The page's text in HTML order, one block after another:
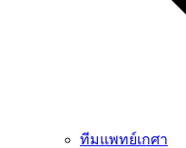
ทีมแพทย์เกศา